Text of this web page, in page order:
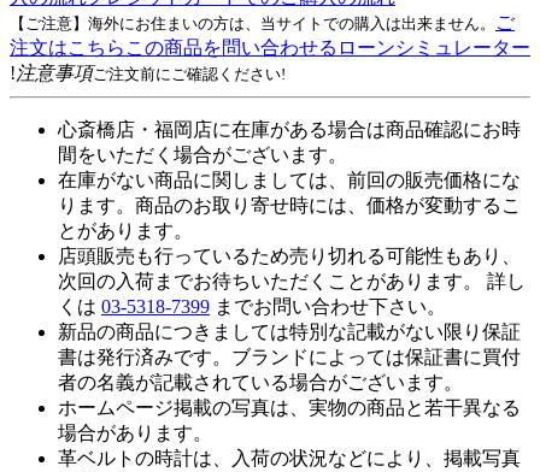
【ご注意】海外にお住まいの方は、当サイトでの購入は出来ません。
ご
注文はこちら この商品を問い合わせる ローンシミュレーター
!注意事項ご注文前にご確認ください!
心斎橋店・福岡店に在庫がある場合は商品確認にお時
間をいただく場合がございます。
在庫がない商品に関しましては、前回の販売価格にな
ります。商品のお取り寄せ時には、価格が変動するこ
とがあります。
店頭販売も行っているため売り切れる可能性もあり、
次回の入荷までお待ちいただくことがあります。 詳し
くは 03-5318-7399 までお問い合わせ下さい。
新品の商品につきましては特別な記載がない限り保証
書は発行済みです。ブランドによっては保証書に買付
者の名義が記載されている場合がございます。
ホームページ掲載の写真は、実物の商品と若干異なる
場合があります。
革ベルトの時計は、入荷の状況などにより、掲載写真